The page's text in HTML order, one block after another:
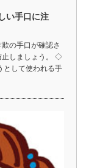
手口に注
の手口が確認さ
止しましょう。 ◇
として使われる手